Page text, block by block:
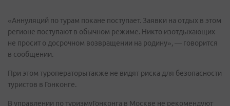
«Аннуляций по турам покане поступает. Заявки на отдых в этом
регионе поступают в обычном режиме. Никто изотдыхающих
не просит о досрочном возвращении на родину», — говорится
в сообщении.
При этом туроператорытакже не видят риска для безопасности
туристов в Гонконге.
В управлении по туризмуГонконга в Москве не рекомендуют